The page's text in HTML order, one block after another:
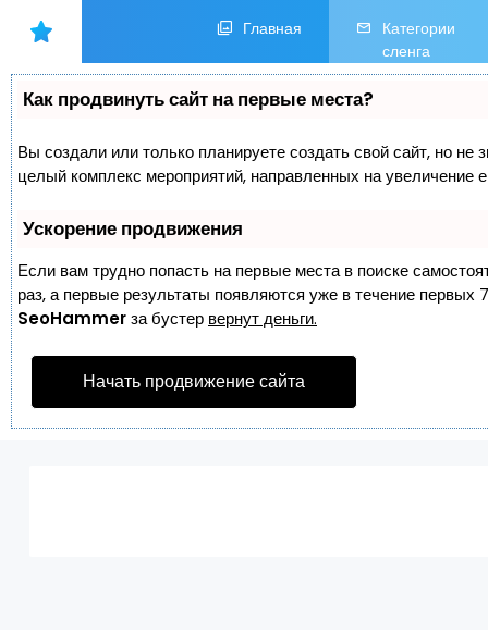
Главная
Категории
сленга
Как продвинуть сайт на первые места?
Вы создали или только планируете создать свой сайт, но не
целый комплекс мероприятий, направленных на увеличение
Ускорение продвижения
Если вам трудно попасть на первые места в поиске
раз, а первые результаты появляются уже в течение первых
SeoHammerза бустер вернут деньги.
Начать продвижение сайта